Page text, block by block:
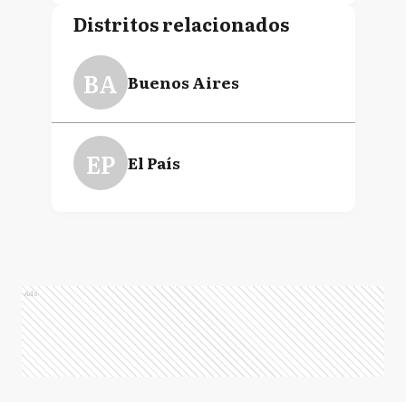
Distritos relacionados
BA Buenos Aires
EP El País
Ads